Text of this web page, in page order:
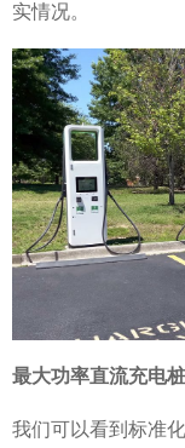
实情况。
最大功率直流充电
我们可以看到标准